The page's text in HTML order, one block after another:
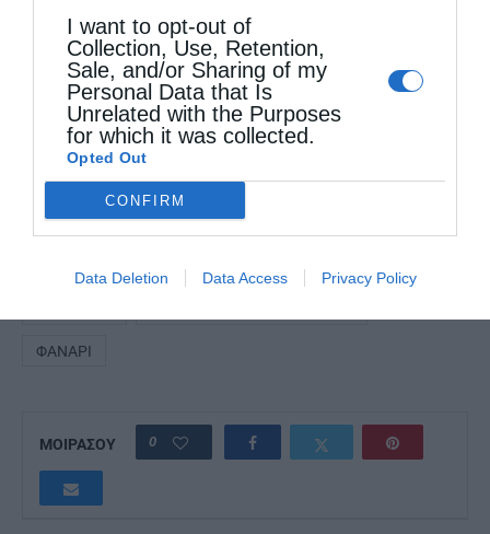
I want to opt-out of
Collection, Use, Retention,
Sale, and/or Sharing of my
Personal Data that Is
Unrelated with the Purposes
for which it was collected.
Opted Out
CONFIRM
Data Deletion Data Access Privacy Policy
Πατριάρχης προεξήρχε της Αναστάσιμης
Θείας Λειτουργίας, συλλειτουργούντων των
Σεβ. Αρχιερέων.
__________
Φωτό: Νίκος Παπαχρήστου
ΦΑΝΆΡΙ
ΜΟΙΡΑΣΟΥ 0